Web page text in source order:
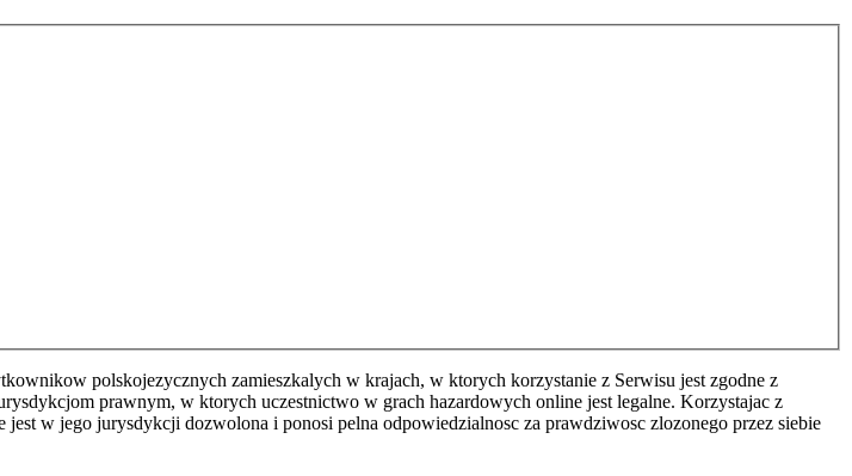
polskojezycznych zamieszkalych w krajach, w ktorych korzystanie z Serwisu jest zgodne z
prawnym, w ktorych uczestnictwo w grach hazardowych online jest legalne. Korzystajac z
w jego jurysdykcji dozwolona i ponosi pelna odpowiedzialnosc za prawdziwosc zlozonego przez siebie